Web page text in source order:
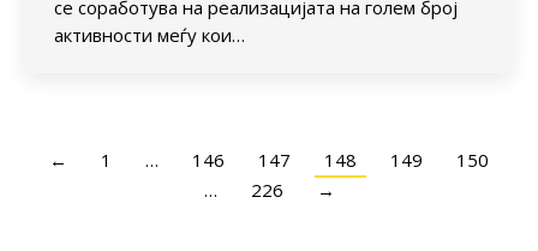
се соработува на реализацијата на голем број
активности меѓу кои…
← 1 … 146 147 148 149
150
…
226 →